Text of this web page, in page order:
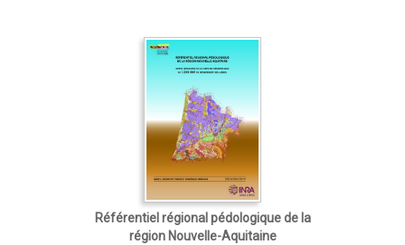
Référentiel régional pédologique de la
région Nouvelle-Aquitaine